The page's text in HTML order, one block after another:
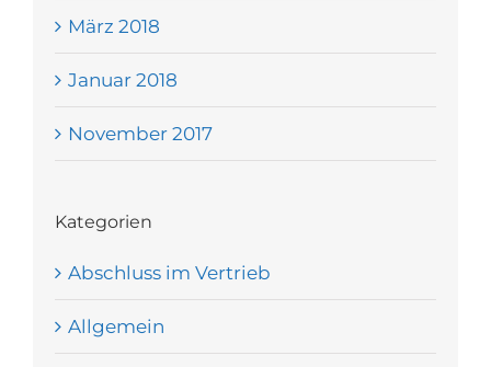
März 2018
Januar 2018
November 2017
Kategorien
Abschluss im Vertrieb
Allgemein